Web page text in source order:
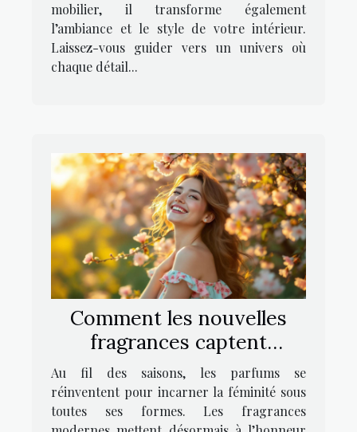
mobilier, il transforme également
l’ambiance et le style de votre intérieur.
Laissez-vous guider vers un univers où
chaque détail...
Comment les nouvelles
fragrances captent
l'essence de la féminité
joviale ?
Au fil des saisons, les parfums se
réinventent pour incarner la féminité sous
toutes ses formes. Les fragrances